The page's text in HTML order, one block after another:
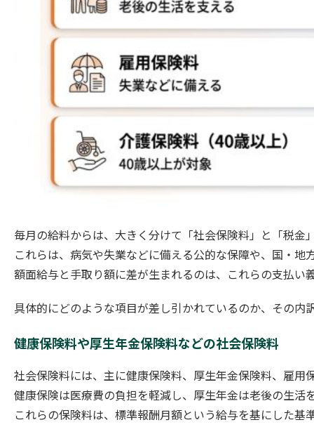
毎月の給料からは、大きく分けて「社会保険料」と「税金
これらは、病気や失業などに備える公的な保障や、国・地
額面給与と手取り額に差が生まれるのは、これらの支払い
具体的にどのような項目が差し引かれているのか、その
健康保険料や厚生年金保険料などの社会保険料
社会保険料には、主に健康保険料、厚生年金保険料、雇
健康保険は医療費の負担を軽減し、厚生年金は老後の生活
これらの保険料は、標準報酬月額という給与を基にした